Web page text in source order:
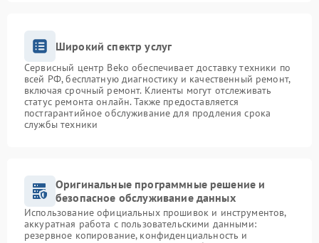
Широкий спектр услуг
Сервисный центр Beko обеспечивает доставку техники по
всей РФ, бесплатную диагностику и качественный ремонт,
включая срочный ремонт. Клиенты могут отслеживать
статус ремонта онлайн. Также предоставляется
постгарантийное обслуживание для продления срока
службы техники
Оригинальные программные решение и
безопасное обслуживание данных
Использование официальных прошивок и инструментов,
аккуратная работа с пользовательскими данными:
резервное копирование, конфиденциальность и